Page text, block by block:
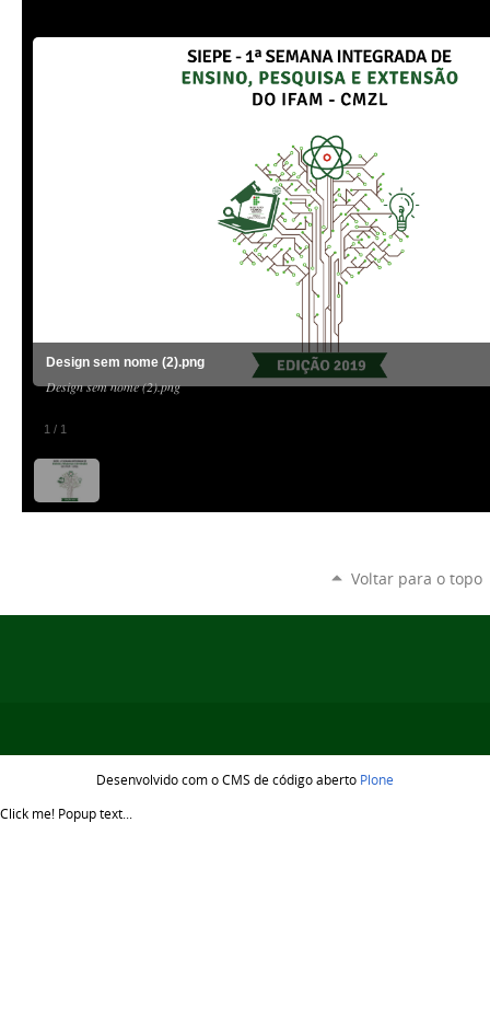
1 / 1
Design sem nome (2).png
Design sem nome (2).png
Voltar para o topo
Desenvolvido com o CMS de código aberto Plone
Click me! Popup text...